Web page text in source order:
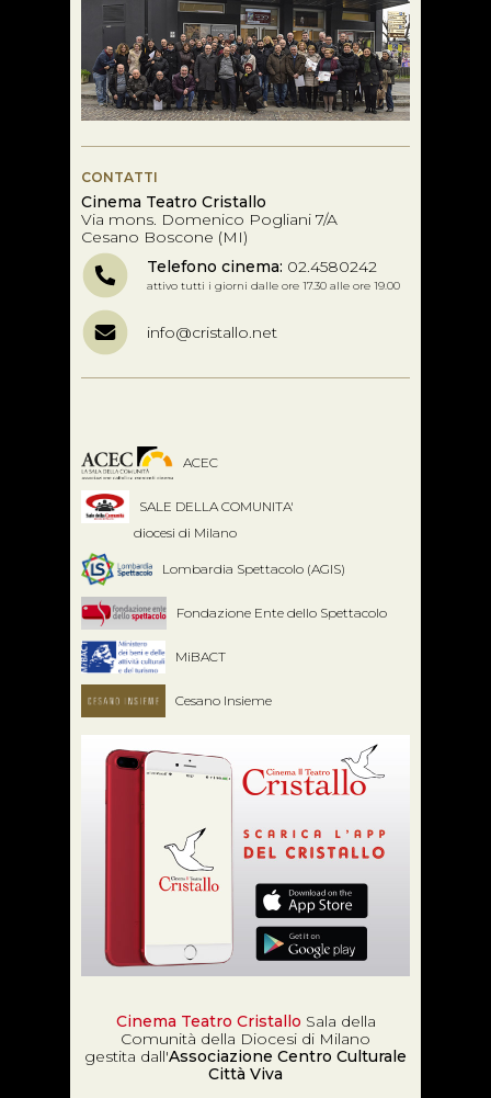
CONTATTI
Cinema Teatro Cristallo
Via mons. Domenico Pogliani 7/A
Cesano Boscone (MI)
Telefono cinema: 02.4580242
attivo tutti i giorni dalle ore 17.30 alle ore 19.00
info@cristallo.net
ACEC
SALE DELLA COMUNITA'
diocesi di Milano
Lombardia Spettacolo (AGIS)
Fondazione Ente dello Spettacolo
MiBACT
Cesano Insieme
Cinema Teatro Cristallo Sala della
Comunità della Diocesi di Milano
gestita dall'Associazione Centro Culturale
Città Viva